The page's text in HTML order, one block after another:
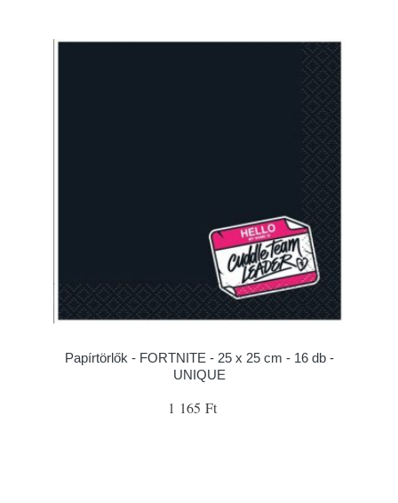
Papírtörlők - FORTNITE - 25 x 25 cm - 16 db -
UNIQUE
1 165 Ft